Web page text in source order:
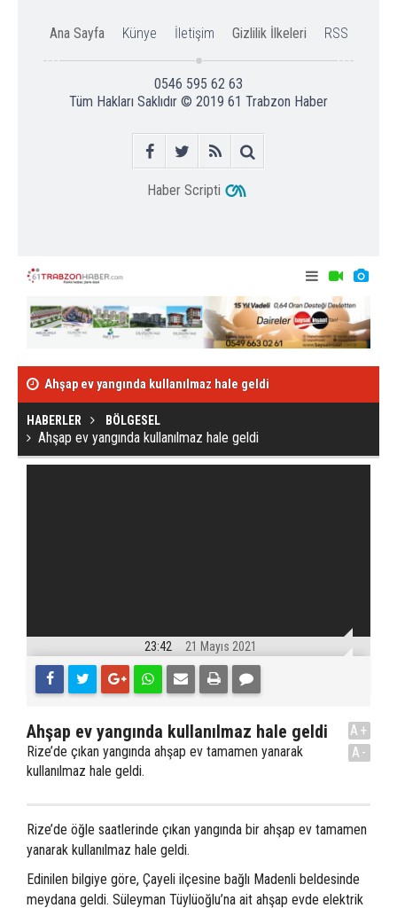
Ana Sayfa Künye İletişim Gizlilik İlkeleri RSS
0546 595 62 63
Tüm Hakları Saklıdır © 2019 61 Trabzon Haber
Haber Scripti
Ahşap ev yangında kullanılmaz hale geldi
HABERLER BÖLGESEL
Ahşap ev yangında kullanılmaz hale geldi
23:42 21 Mayıs 2021
Ahşap ev yangında kullanılmaz hale geldi
Rize’de çıkan yangında ahşap ev tamamen yanarak
kullanılmaz hale geldi.
A+
A-
Rize’de öğle saatlerinde çıkan yangında bir ahşap ev tamamen
yanarak kullanılmaz hale geldi.
Edinilen bilgiye göre, Çayeli ilçesine bağlı Madenli beldesinde
meydana geldi. Süleyman Tüylüoğlu’na ait ahşap evde elektrik